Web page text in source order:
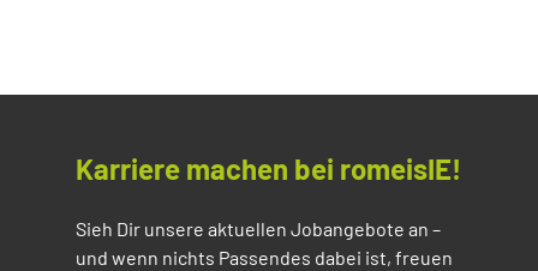
Karriere machen bei romeisIE!
Sieh Dir unsere aktuellen Jobangebote an –
und wenn nichts Passendes dabei ist, freuen